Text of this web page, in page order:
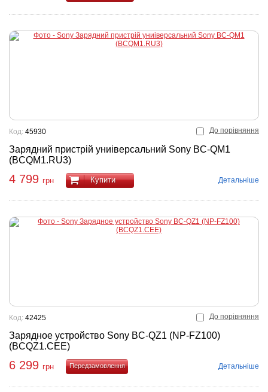
До порівняння
Зарядний пристрій униіверсальний Sony BC-QM1
(BCQM1.RU3)
Код: 45930
4 799 грн Купити Детальніше
До порівняння
Зарядное устройство Sony BC-QZ1 (NP-FZ100)
(BCQZ1.CEE)
Код: 42425
6 299 грн
Детальніше